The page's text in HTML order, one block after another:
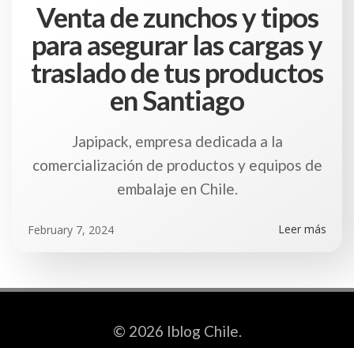
Venta de zunchos y tipos
para asegurar las cargas y
traslado de tus productos
en Santiago
Japipack, empresa dedicada a la
comercialización de productos y equipos de
embalaje en Chile.
February 7, 2024 Leer más
© 2026 Iblog Chile.